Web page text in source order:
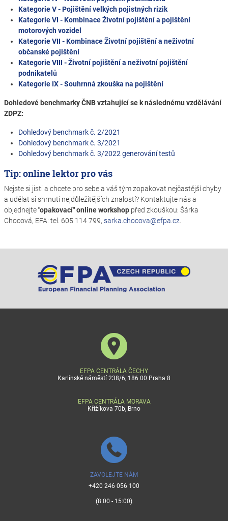
Kategorie V - Pojištění velkých pojistných rizik
Kategorie VI - Kombinace Životní pojištění a pojištění
motorových vozidel
Kategorie VII - Kombinace Životní pojištění a neživotní
občanské pojištění
Kategorie VIII - Životní pojištění a neživotní pojištění
podnikatelů
Kategorie IX - Souhrnná zkouška na pojištění
Dohledové benchmarky ČNB vztahující se k následnému vzdělávání
ZDPZ:
Dohledový benchmark č. 2/2021
Dohledový benchmark č. 3/2021
Dohledový benchmark č. 3/2022 generování testů
Tip: online lektor pro vás
Nejste si jisti a chcete pro sebe a váš tým zopakovat nejčastější chyby
a udělat si shrnutí nejdůležitějších znalostí? Kontaktujte nás a
objednejte"opakovací" online workshop před zkouškou: Šárka
Chocová, EFA: tel. 605 114 799, sarka.chocova@efpa.cz.
EFPA CENTRÁLA ČECHY
Karlínské náměstí 238/6, 186 00 Praha 8
EFPA CENTRÁLA MORAVA
Křižíkova 70b, Brno
ZAVOLEJTE NÁM
+420 246 056 100
(8:00 - 15:00)